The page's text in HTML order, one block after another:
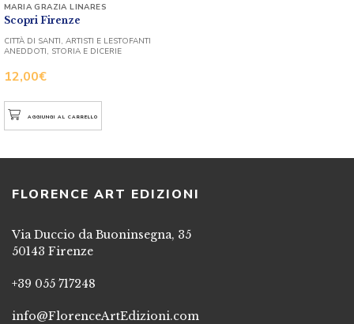
Scopri Firenze
12,00€
MARIA GRAZIA LINARES
CITTÀ DI SANTI, ARTISTI E LESTOFANTI
ANEDDOTI, STORIA E DICERIE
AGGIUNGI AL CARRELLO
FLORENCE ART EDIZIONI
Via Duccio da Buoninsegna, 35
50143 Firenze
+39 055 717248
info@FlorenceArtEdizioni.com